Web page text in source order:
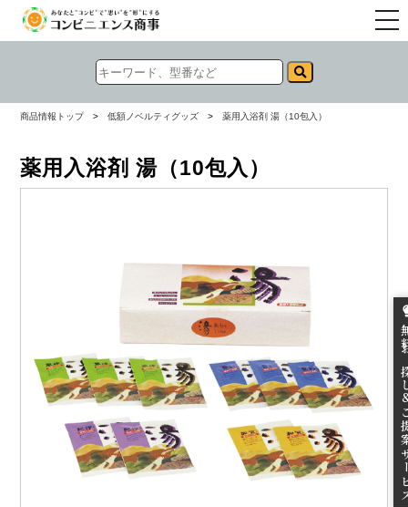
無
ご
商品情報トップ > 低額ノベルティグッズ > 薬用入浴剤 湯（10包入）
薬用入浴剤 湯（10包入）